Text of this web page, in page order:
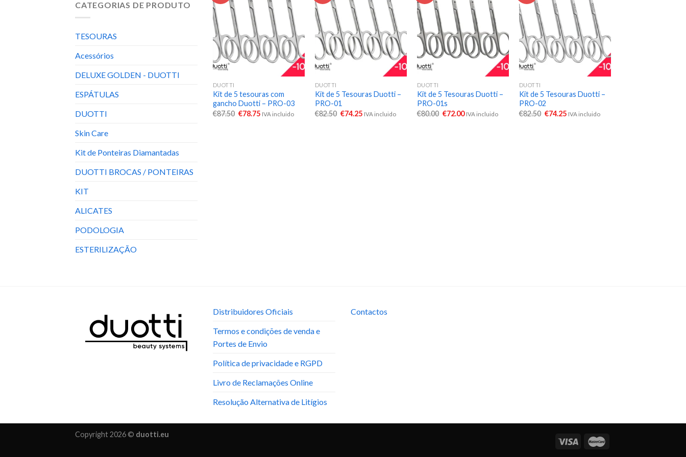
CATEGORIAS DE PRODUTO
TESOURAS
Acessórios
DELUXE GOLDEN - DUOTTI
ESPÁTULAS
DUOTTI
Skin Care
Kit de Ponteiras Diamantadas
DUOTTI BROCAS / PONTEIRAS
KIT
ALICATES
PODOLOGIA
ESTERILIZAÇÃO
DUOTTI
Kit de 5 tesouras com
gancho Duotti – PRO-03
€87.50 €78.75 IVA incluido
DUOTTI
Kit de 5 Tesouras Duotti –
PRO-01
€82.50 €74.25 IVA incluido
DUOTTI
Kit de 5 Tesouras Duotti –
PRO-01s
€80.00 €72.00 IVA incluido
DUOTTI
Kit de 5 Tesouras Duotti –
PRO-02
€82.50 €74.25 IVA incluido
Distribuidores Oficiais
Termos e condições de venda e
Portes de Envio
Política de privacidade e RGPD
Livro de Reclamações Online
Resolução Alternativa de Litígios
Contactos
Copyright 2026 © duotti.eu